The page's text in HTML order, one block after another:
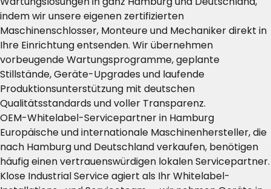
indem wir unsere eigenen zertifizierten
Maschinenschlosser, Monteure und Mechaniker direkt in
Ihre Einrichtung entsenden. Wir übernehmen
vorbeugende Wartungsprogramme, geplante
Stillstände, Geräte-Upgrades und laufende
Produktionsunterstützung mit deutschen
Qualitätsstandards und voller Transparenz.
OEM-Whitelabel-Servicepartner in Hamburg
Europäische und internationale Maschinenhersteller, die
nach Hamburg und Deutschland verkaufen, benötigen
häufig einen vertrauenswürdigen lokalen Servicepartner.
Klose Industrial Service agiert als Ihr Whitelabel-